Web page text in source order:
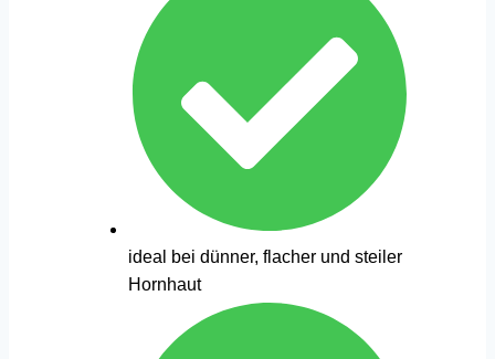
ideal bei dünner, flacher und steiler
Hornhaut